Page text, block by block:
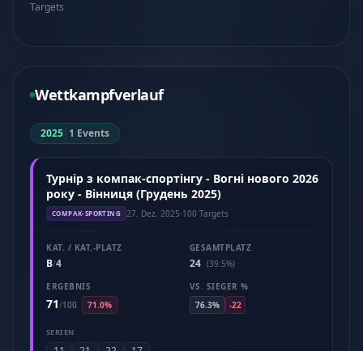
Targets
Wettkampfverlauf
2025| 1 Events
Турнір з компак-спортінгу - Вогні нового 2026
року - Вінниця (Грудень 2025)
COMPAK-SPORTING 27. Dez. 2025·100 Targets
KAT. / KAT.-PLATZ
B/4
GESAMTPLATZ
24 (39.5%)
ERGEBNIS
71/100 71.0%
VS. SIEGER %
76.3%
-22
SERIEN